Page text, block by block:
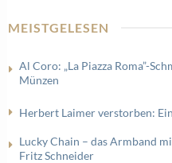
MEISTGELESEN
Al Coro: „La Piazza Roma”-
Münzen
Herbert Laimer verstorben:
Lucky Chain – das Armband
Fritz Schneider